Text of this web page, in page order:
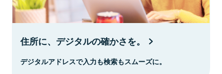
住所に、デジタルの確かさを。
デジタルアドレスで入力も検索もスムーズに。